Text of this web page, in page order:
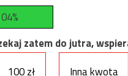
zatem do jutra,
100 zł
Inna kwota